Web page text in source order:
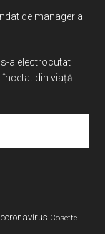
de manager al
a electrocutat
încetat din viață
coronavirus Cosette